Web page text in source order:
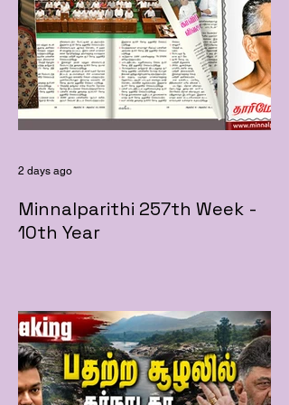
Minnalparithi 257th Week -
10th Year
2 days ago